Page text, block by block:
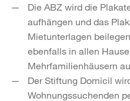
Die ABZ wird die
aufhängen und das
Mietunterlagen
ebenfalls in al­len
Mehrfamilienhäusern
Der Stiftung Domicil
Wohnungssuchenden